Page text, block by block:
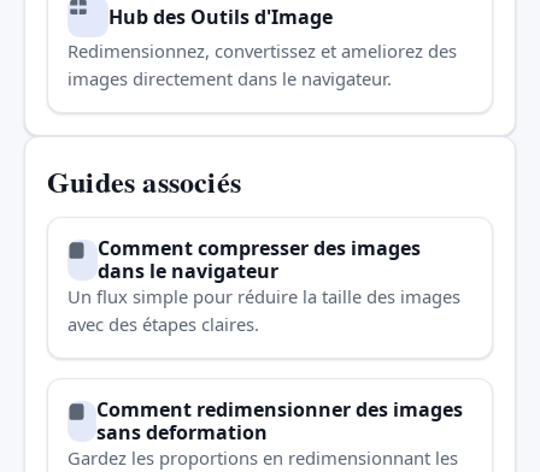
Hub des Outils d'Image
Redimensionnez, convertissez et ameliorez des
images directement dans le navigateur.
Guides associés
Comment compresser des images
dans le navigateur
Un flux simple pour réduire la taille des images
avec des étapes claires.
Comment redimensionner des images
sans deformation
Gardez les proportions en redimensionnant les